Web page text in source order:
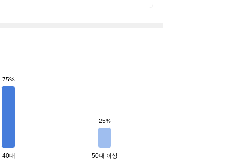
75%
25%
40대 50대 이상